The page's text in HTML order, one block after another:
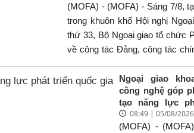
và
tới
Bí
Tô
(MOFA) - (MOFA) - Sáng 7/8,
trong khuôn khổ Hội nghị
thứ 33, Bộ Ngoại giao tổ chức
về công tác Đảng, công tác
Ngoại giao
công nghệ góp
tạo năng lực
quốc gia
08:49 | 05/08/2026
(MOFA) -